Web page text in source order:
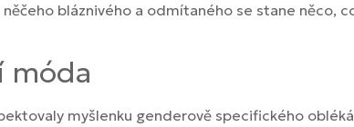
bláznivého a odmítaného se stane
móda
myšlenku genderově specifického